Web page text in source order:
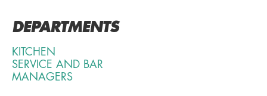
DEPARTMENTS
KITCHEN
SERVICE AND BAR
MANAGERS